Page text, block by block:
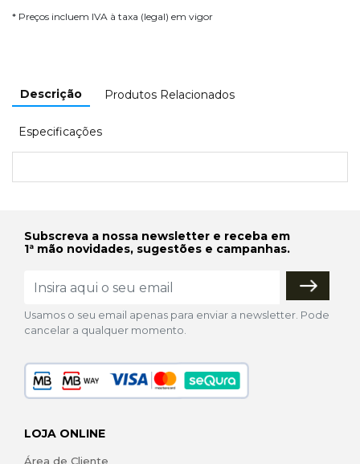
* Preços incluem IVA à taxa (legal) em vigor
Descrição Produtos Relacionados
Especificações
Subscreva a nossa newsletter e receba em
1ª mão novidades, sugestões e campanhas.
Usamos o seu email apenas para enviar a newsletter. Pode
cancelar a qualquer momento.
LOJA ONLINE
Área de Cliente